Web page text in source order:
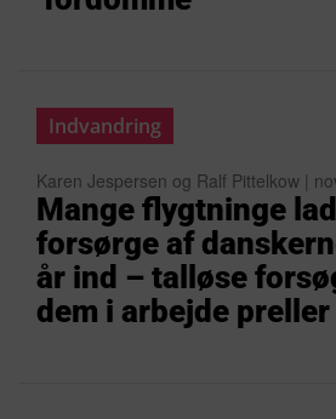
Indvandring
Karen Jespersen og Ralf Pittelkow |
Mange flygtninge
forsørge af
år ind – talløse
dem i arbejde preller